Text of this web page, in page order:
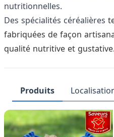
nutritionnelles.
Des spécialités céréalières
fabriquées de façon
qualité nutritive et gustative.
Produits